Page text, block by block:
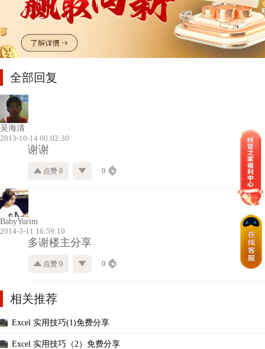
全部回复
吴海清
2013-10-14 00:02:30
谢谢
点赞 0 0
BabyYurim
2014-3-11 16:59:10
多谢楼主分享
点赞 0 0
相关推荐
Excel 实用技巧(1)免费分享
Excel 实用技巧（2）免费分享